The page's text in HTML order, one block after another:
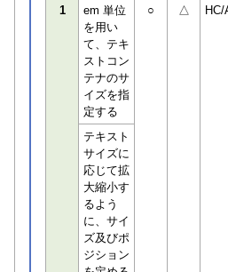
1
em 単位
を用い
て、テキ
ストコン
テナのサ
イズを指
定する
○ △
テキスト
サイズに
応じて拡
大縮小す
るよう
に、サイ
ズ及びポ
ジション